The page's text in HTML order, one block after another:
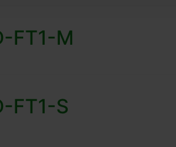
FT1-M
FT1-S